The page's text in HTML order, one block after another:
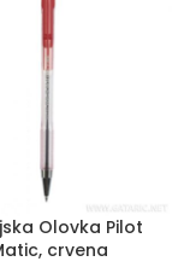
Olovka Pilot
crvena